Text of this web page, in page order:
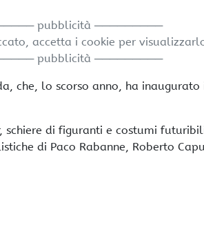
pubblicità ─────────
accetta i cookie per
pubblicità ─────────
che, lo scorso anno, ha inaugurato
schiere di figuranti e costumi
di Paco Rabanne, Roberto